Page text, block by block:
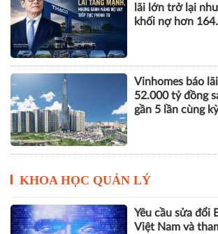
lãi lớn trở lại
khối nợ hơn
Vinhomes báo
52.000 tỷ đồng
gần 5 lần cùng
KHOA HỌC QUẢN LÝ
Yêu cầu sửa đổi
Việt Nam và